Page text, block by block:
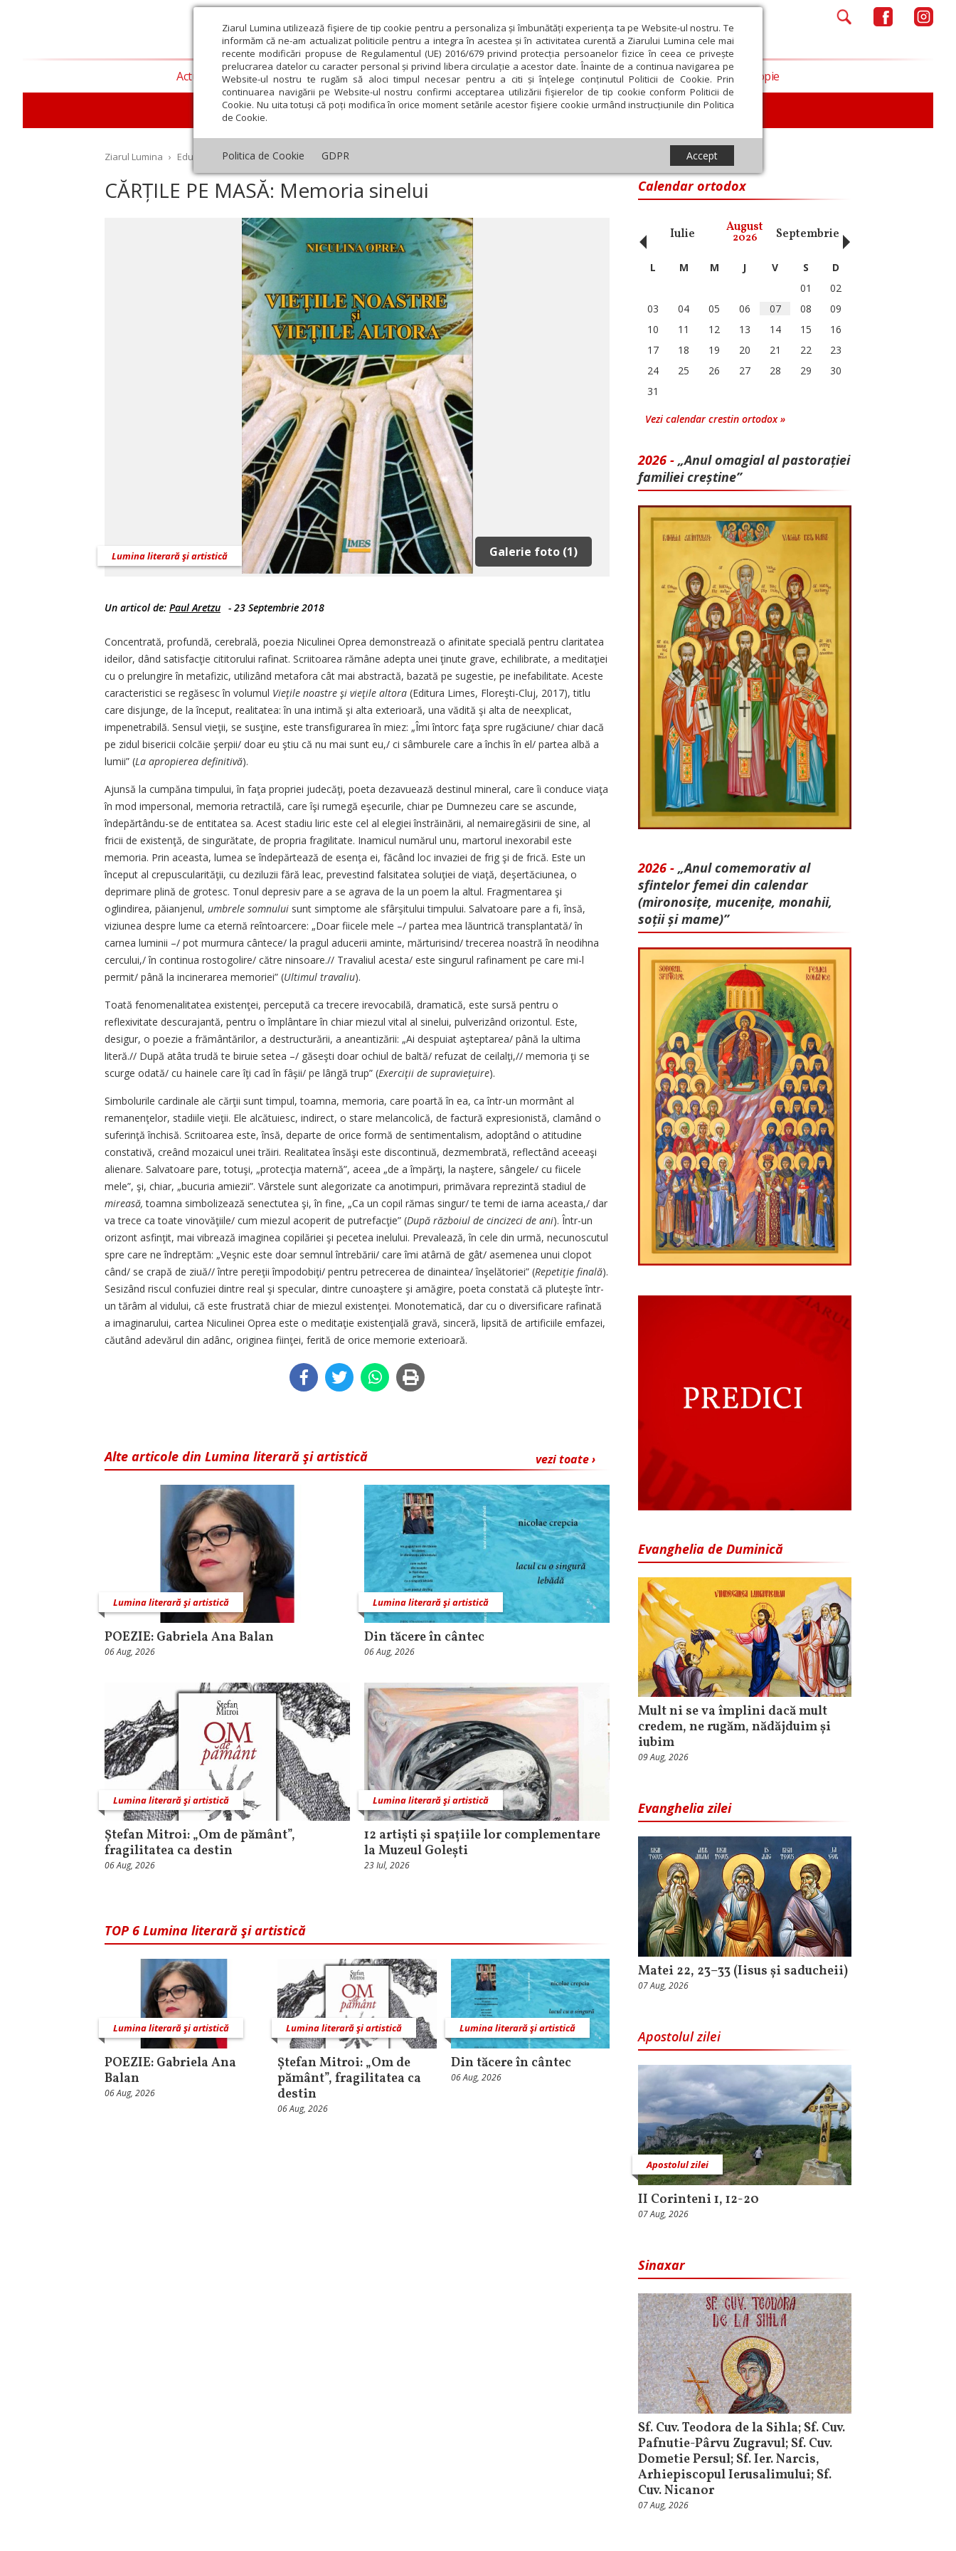
Ziarul Lumina utilizează fişiere de tip cookie pentru a personaliza și îmbunătăți experiența ta pe Website-ul nostru. Te
informăm că ne-am actualizat politicile pentru a integra în acestea și în activitatea curentă a Ziarului Lumina cele mai
recente modificări propuse de Regulamentul (UE) 2016/679 privind protecția persoanelor fizice în ceea ce privește
prelucrarea datelor cu caracter personal și privind libera circulație a acestor date. Înainte de a continua navigarea pe
Website-ul nostru te rugăm să aloci timpul necesar pentru a citi și înțelege conținutul Politicii de Cookie. Prin
continuarea navigării pe Website-ul nostru confirmi acceptarea utilizării fişierelor de tip cookie conform Politicii de
Cookie. Nu uita totuși că poți modifica în orice moment setările acestor fişiere cookie urmând instrucțiunile din Politica
de Cookie.
Politica de Cookie GDPR Accept
Actualitate religioasă Teologie și spiritualitate Educaţie și Cultură
Educaţie Lumina literară şi artistică Cultură Interviu
Societate Opinii Filantropie
Ziarul Lumina › Educaţie și Cultură › Lumina literară şi artistică
CĂRȚILE PE MASĂ: Memoria sinelui
Galerie foto (1)
Lumina literară şi artistică
Un articol de: Paul Aretzu - 23 Septembrie 2018
Concentrată, profundă, cerebrală, poezia Niculinei Oprea demonstrează o afinitate specială pentru claritatea
ideilor, dând satisfacţie cititorului rafinat. Scriitoarea rămâne adepta unei ţinute grave, echilibrate, a meditaţiei
cu o prelungire în metafizic, utilizând metafora cât mai abstractă, bazată pe suges­tie, pe inefabilitate. Aceste
caracteristici se regăsesc în volumul Vieţile noastre şi vieţile altora (Editura Limes, Floreşti-Cluj, 2017), titlu
care disjunge, de la început, realitatea: în una intimă şi alta exterioară, una vădită şi alta de neexplicat,
impenetrabilă. Sensul vieţii, se susţine, este transfigurarea în miez: „Îmi întorc faţa spre rugăciune/ chiar dacă
pe zidul bisericii colcăie şerpii/ doar eu ştiu că nu mai sunt eu,/ ci sâmburele care a închis în el/ partea albă a
lumii” (La apropierea definitivă).
Ajunsă la cumpăna timpului, în faţa propriei judecăţi, poeta dezavuează destinul mineral, care îi conduce viaţa
în mod impersonal, memoria retractilă, care îşi rumegă eşecurile, chiar pe Dumnezeu care se ascunde,
îndepărtându-se de entitatea sa. Acest stadiu liric este cel al elegiei înstrăinării, al nemairegăsirii de sine, al
fricii de existenţă, de singurătate, de propria fragilitate. Inamicul numărul unu, martorul inexorabil este
memoria. Prin aceasta, lumea se îndepărtează de esenţa ei, făcând loc invaziei de frig şi de frică. Este un
început al crepuscularităţii, cu deziluzii fără leac, prevestind falsitatea soluţiei de viaţă, deşertăciunea, o
deprimare plină de grotesc. Tonul depresiv pare a se agrava de la un poem la altul. Fragmentarea şi
oglindirea, păianjenul, umbrele somnului sunt simptome ale sfârşitului timpului. Salvatoare pare a fi, însă,
viziunea despre lume ca eternă reîntoarcere: „Doar fiicele mele –/ partea mea lăuntrică transplantată/ în
carnea luminii –/ pot murmura cântece/ la pragul aducerii aminte, mărturisind/ trecerea noastră în neodihna
cercului,/ în continua rostogolire/ către ninsoare.// Travaliul acesta/ este singurul rafinament pe care mi-l
permit/ până la incinerarea memoriei” (Ultimul travaliu).
Toată fenomenalitatea existenţei, percepută ca trecere irevocabilă, dramatică, este sursă pentru o
reflexivitate descurajantă, pentru o împlântare în chiar miezul vital al sinelui, pulverizând orizontul. Este,
desigur, o poezie a frământărilor, a destructurării, a aneantizării: „Ai despuiat aşteptarea/ până la ultima
literă.// După atâta trudă te biruie setea –/ găseşti doar ochiul de baltă/ refuzat de ceilalţi,// memoria ţi se
scurge odată/ cu hainele care îţi cad în fâşii/ pe lângă trup” (Exerciţii de supravieţuire).
Simbolurile cardinale ale cărţii sunt timpul, toamna, memoria, care poartă în ea, ca într-un mormânt al
remanenţelor, stadiile vieţii. Ele alcătuiesc, indirect, o stare melancolică, de factură expresionistă, clamând o
suferinţă închisă. Scriitoarea este, însă, departe de orice formă de sentimentalism, adoptând o atitudine
constativă, creând mozaicul unei trăiri. Realitatea însăşi este discontinuă, dezmembrată, reflectând aceeaşi
alienare. Salvatoare pare, totuşi, „protecţia maternă”, aceea „de a împărţi, la naştere, sângele/ cu fiicele
mele”, şi, chiar, „bucuria amiezii”. Vârstele sunt alegorizate ca anotimpuri, primăvara reprezintă stadiul de
mireasă, toamna simbolizează senectutea şi, în fine, „Ca un copil rămas singur/ te temi de iarna aceasta,/ dar
va trece ca toate vinovăţiile/ cum miezul acoperit de putrefacţie” (După războiul de cincizeci de ani). Într-un
orizont asfinţit, mai vibrează ima­ginea copilăriei şi pecetea inelului. Prevalează, în cele din urmă, necunoscutul
spre care ne îndreptăm: „Veşnic este doar semnul întrebării/ care îmi atârnă de gât/ asemenea unui clopot
când/ se crapă de ziuă// între pereţii împodobiţi/ pentru petrecerea de dinaintea/ înşelătoriei” (Repetiţie finală).
Sesizând riscul confuziei dintre real şi specular, dintre cunoaştere şi amăgire, poeta constată că pluteşte într-
un tărâm al vidului, că este frustrată chiar de miezul existenţei. Monotematică, dar cu o diversificare rafinată
a imaginarului, cartea Niculinei Oprea este o meditaţie existenţială gravă, sinceră, lipsită de artificiile emfazei,
căutând adevărul din adânc, originea fiinţei, ferită de orice memorie exterioară.
vezi toate ›
Alte articole din Lumina literară şi artistică
Lumina literară şi artistică
POEZIE: Gabriela Ana Balan
06 Aug, 2026
Lumina literară şi artistică
Din tăcere în cântec
06 Aug, 2026
Lumina literară şi artistică
Ștefan Mitroi: „Om de pământ”,
fragilitatea ca destin
06 Aug, 2026
Lumina literară şi artistică
12 artiști și spațiile lor complementare
la Muzeul Golești
23 Iul, 2026
TOP 6 Lumina literară şi artistică
Lumina literară şi artistică
POEZIE: Gabriela Ana
Balan
06 Aug, 2026
Lumina literară şi artistică
Ștefan Mitroi: „Om de
pământ”, fragilitatea ca
destin
06 Aug, 2026
Lumina literară şi artistică
Din tăcere în cântec
06 Aug, 2026
Calendar ortodox
Decembrie Ianuarie Martie Iulie August
2026 Septembrie Octombrie
‹ L M M J V S
D
01
02
03
04 05 06 07 08
09
10
11 12 13 14 15
16
17
18 19 20 21 22
23
24
25 26 27 28 29
30
31
Vezi calendar crestin ortodox »
2026 - „Anul omagial al pastorației
familiei creștine”
2026 - „Anul comemorativ al
sfintelor femei din calendar
(mironosițe, mu­cenițe, monahii,
soții și mame)”
Evanghelia de Duminică
Mult ni se va împlini dacă mult
credem, ne rugăm, nădăjduim și
iubim
09 Aug, 2026
Evanghelia zilei
Matei 22, 23–33 (Iisus și saducheii)
07 Aug, 2026
Apostolul zilei
Apostolul zilei
II Corinteni 1, 12-20
07 Aug, 2026
Sinaxar
Sf. Cuv. Teodora de la Sihla; Sf. Cuv.
Pafnutie-Pârvu Zugravul; Sf. Cuv.
Dometie Persul; Sf. Ier. Narcis,
Arhiepiscopul Ierusalimului; Sf.
Cuv. Nicanor
07 Aug, 2026